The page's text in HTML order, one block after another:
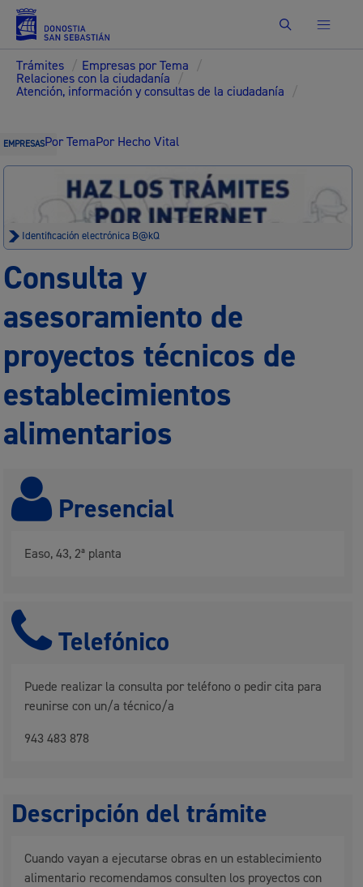
Buscar
Trámites / Empresas por Tema /
Relaciones con la ciudadanía /
Atención, información y consultas de la ciudadanía /
EMPRESASPor TemaPor Hecho Vital
Identificación electrónica B@kQ
Consulta y
asesoramiento de
proyectos técnicos de
establecimientos
alimentarios
Presencial
Easo, 43, 2ª planta
Telefónico
Puede realizar la consulta por teléfono o pedir cita para
reunirse con un/a técnico/a
943 483 878
Descripción del trámite
Cuando vayan a ejecutarse obras en un establecimiento
alimentario recomendamos consulten los proyectos con